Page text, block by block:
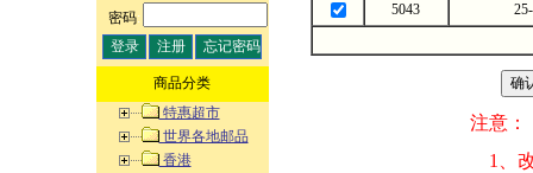
密码:
商品分类
特惠超市
世界各地邮品
香港
5043
注意：
1、改变商品数量